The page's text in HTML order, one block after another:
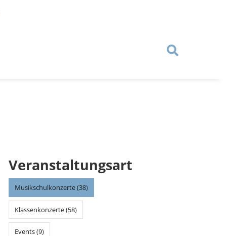
Veranstaltungsart
Musikschulkonzerte (38)
Klassenkonzerte (58)
Events (9)